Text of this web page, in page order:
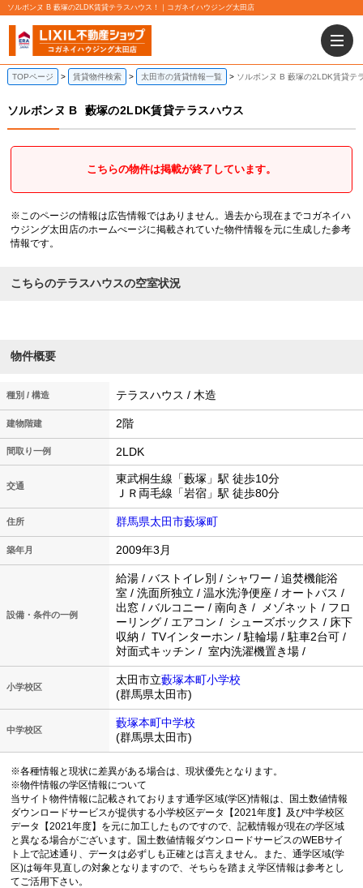
ソルボンヌ B 藪塚の2LDK賃貸テラスハウス！｜コガネイハウジング太田店
TOPページ 賃貸物件検索 太田市の賃貸情報一覧 ソルボンヌ B 藪塚の2LDK賃貸テ
ソルボンヌ B 藪塚の2LDK賃貸テラスハウス
こちらの物件は掲載が終了しています。
※このページの情報は広告情報ではありません。過去から現在までコガネイハ
ウジング太田店のホームぺージに掲載されていた物件情報を元に生成した参考
情報です。
こちらのテラスハウスの空室状況
物件概要
種別 / 構造 テラスハウス / 木造
建物階建 2階
間取り一例 2LDK
交通
東武桐生線「藪塚」駅 徒歩10分
ＪＲ両毛線「岩宿」駅 徒歩80分
住所 群馬県太田市藪塚町
築年月 2009年3月
設備・条件の一例
給湯 / バストイレ別 / シャワー / 追焚機能浴
室 / 洗面所独立 / 温水洗浄便座 / オートバス /
出窓 / バルコニー / 南向き / メゾネット / フロ
ーリング / エアコン / シューズボックス / 床下
収納 / TVインターホン / 駐輪場 / 駐車2台可 /
対面式キッチン / 室内洗濯機置き場 /
小学校区
太田市立藪塚本町小学校
(群馬県太田市)
中学校区
藪塚本町中学校
(群馬県太田市)
※各種情報と現状に差異がある場合は、現状優先となります。
※物件情報の学区情報について
当サイト物件情報に記載されております通学区域(学区)情報は、国土数値情報
ダウンロードサービスが提供する小学校区データ【2021年度】及び中学校区
データ【2021年度】を元に加工したものですので、記載情報が現在の学区域
と異なる場合がございます。国土数値情報ダウンロードサービスのWEBサイ
ト上で記述通り、データは必ずしも正確とは言えません。また、通学区域(学
区)は毎年見直しの対象となりますので、そちらを踏まえ学区情報は参考とし
てご活用下さい。